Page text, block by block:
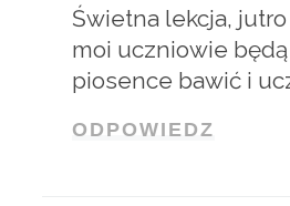
Świetna lekcja,
moi uczniowie
piosence bawić i
ODPOWIEDZ